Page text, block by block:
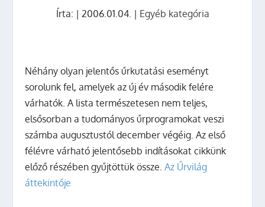
Írta: | 2006.01.04. | Egyéb kategória
Néhány olyan jelentős űrkutatási eseményt
sorolunk fel, amelyek az új év második felére
várhatók.A lista természetesen nem teljes,
elsősorban a tudományos űrprogramokat veszi
számba augusztustól december végéig. Az első
félévre várható jelentősebb indításokat cikkünk
előző részében gyűjtöttük össze.Az Űrvilág
áttekintője